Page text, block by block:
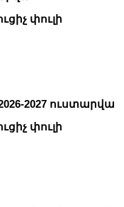
փուլի
2027 ուստարվա
փուլի